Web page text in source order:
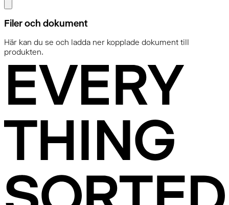
Filer och dokument
Här kan du se och ladda ner kopplade dokument till
produkten.